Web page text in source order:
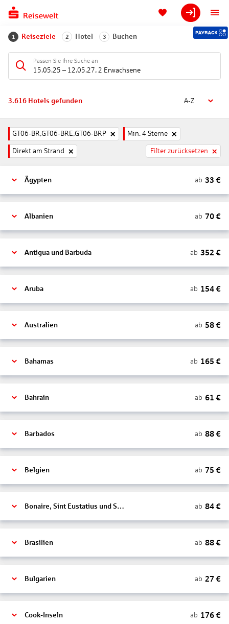
1 Reiseziele 2 Hotel 3 Buchen
Passen Sie Ihre Suche an
15.05.25 – 12.05.27, 2 Erwachsene
3.616 Hotels gefunden A-Z
GT06-BR,GT06-BRE,GT06-BRP Min. 4 Sterne
Direkt am Strand Filter zurücksetzen
Ägypten ab 33 €
Albanien ab 70€
Antigua und Barbuda ab 352 €
Aruba ab 154€
Australien ab 58€
Bahamas ab 165 €
Bahrain ab 61 €
Barbados ab 88€
Belgien ab 75 €
Bonaire, Sint Eustatius und Saba ab 84€
Brasilien ab 88€
Bulgarien ab 27 €
Cook-Inseln ab 176€